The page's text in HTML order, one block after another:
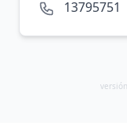
13795751